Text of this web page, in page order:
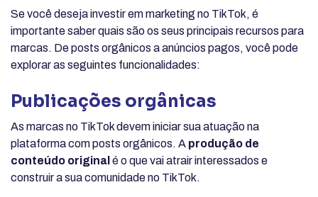
Se você deseja investir em marketing no TikTok, é
importante saber quais são os seus principais recursos para
marcas. De posts orgânicos a anúncios pagos, você pode
explorar as seguintes funcionalidades:
Publicações orgânicas
As marcas no TikTok devem iniciar sua atuação na
plataforma com posts orgânicos. A produção de
conteúdo original é o que vai atrair interessados e
construir a sua comunidade no TikTok.